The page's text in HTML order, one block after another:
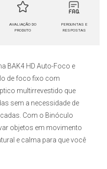
AVALIAÇÃO DO
PRODUTO
PERGUNTAS E
RESPOSTAS
BAK4 HD Auto-Foco e
de foco fixo com
multirrevestido que
sem a necessidade de
Com o Binóculo
objetos em movimento
e calma para que você